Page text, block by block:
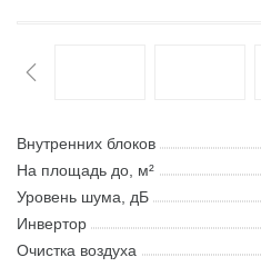
Внутренних блоков
На площадь до, м²
Уровень шума, дБ
Инвертор
Очистка воздуха